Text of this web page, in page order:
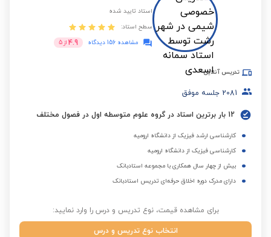
استاد تایید شده
سطح استاد:
مشاهده 156 دیدگاه
4.9 از 5
تدریس آنلاین
2081 جلسه موفق
12 بار برترین استاد در گروه علوم متوسطه اول در فصول مختلف
کارشناسی ارشد فیزیک از دانشگاه ارومیه
کارشناسی فیزیک از دانشگاه ارومیه
بیش از چهار سال همکاری با مجموعه استادبانک
دارای مدرک دوره اخلاق حرفه‌ای تدریس استادبانک
برای مشاهده قیمت، نوع تدریس و درس را وارد نمایید:
انتخاب نوع تدریس و درس